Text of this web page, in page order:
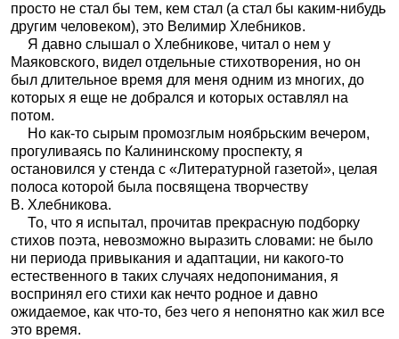
просто не стал бы тем, кем стал (а стал бы каким-нибудь
другим человеком), это Велимир Хлебников.
Я давно слышал о Хлебникове, читал о нем у
Маяковского, видел отдельные стихотворения, но он
был длительное время для меня одним из многих, до
которых я еще не добрался и которых оставлял на
потом.
Но как-то сырым промозглым ноябрьским вечером,
прогуливаясь по Калининскому проспекту, я
остановился у стенда с «Литературной газетой», целая
полоса которой была посвящена творчеству
В. Хлебникова.
То, что я испытал, прочитав прекрасную подборку
стихов поэта, невозможно выразить словами: не было
ни периода привыкания и адаптации, ни какого-то
естественного в таких случаях недопонимания, я
воспринял его стихи как нечто родное и давно
ожидаемое, как что-то, без чего я непонятно как жил все
это время.